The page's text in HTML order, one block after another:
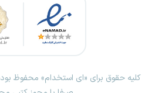
کلیه حقوق برای «ای استخدام» محفوظ